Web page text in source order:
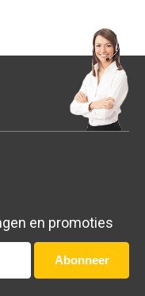
en promoties
Abonneer